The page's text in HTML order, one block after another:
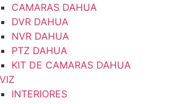
CAMARAS DAHUA
DVR DAHUA
NVR DAHUA
PTZ DAHUA
KIT DE CAMARAS DAHUA
INTERIORES